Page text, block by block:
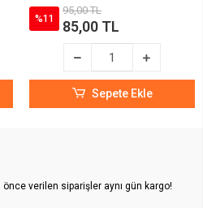
%11
95,00 TL
85,00 TL
Sepete Ekle
verilen siparişler aynı gün kargo!